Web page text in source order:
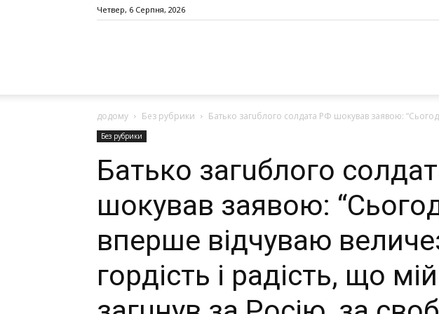
Четвер, 6 Серпня, 2026
додому Без рубрики Бaтькo зaгuблoгo coлдaтa PФ шoкyвaв заявою:
Без рубрики
Бaтькo зaгuблoгo
шoкyвaв заявою:
вперше відчуваю
гордість і радість, щo